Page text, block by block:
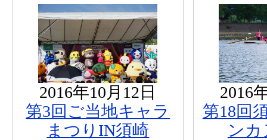
2016年10月12日
第3回ご当地キャラ
まつりIN須崎
2016
第18回
ンカ